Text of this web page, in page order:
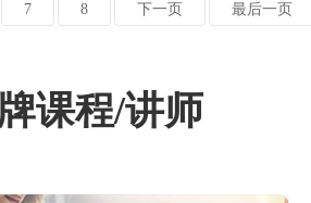
7 8 下一页 最后一页
课程/讲师